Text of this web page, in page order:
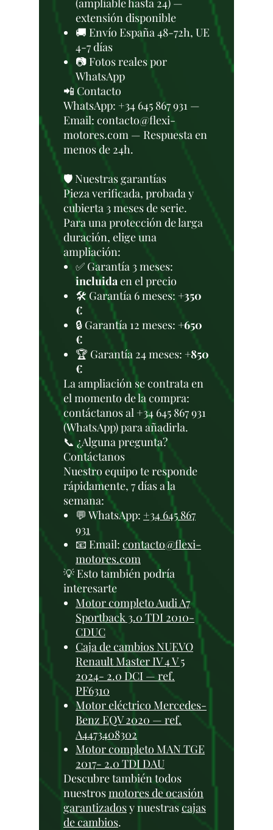
(ampliable hasta 24) —
extensión disponible
🚚 Envío España 48-72h, UE
4-7 días
📷 Fotos reales por
WhatsApp
📲 Contacto
WhatsApp: +34 645 867 931 —
Email: contacto@flexi-
motores.com — Respuesta en
menos de 24h.
🛡️ Nuestras garantías
Pieza verificada, probada y
cubierta 3 meses de serie.
Para una protección de larga
duración, elige una
ampliación:
✅ Garantía 3 meses:
incluidaen el precio
🛠️ Garantía 6 meses: +350
€
🔒 Garantía 12 meses: +650
€
🏆 Garantía 24 meses: +850
€
La ampliación se contrata en
el momento de la compra:
contáctanos al +34 645 867 931
(WhatsApp) para añadirla.
📞 ¿Alguna pregunta?
Contáctanos
Nuestro equipo te responde
rápidamente, 7 días a la
semana:
💬 WhatsApp: +34 645 867
931
📧 Email: contacto@flexi-
motores.com
💡 Esto también podría
interesarte
Motor completo Audi A7
Sportback 3.0 TDI 2010-
CDUC
Caja de cambios NUEVO
Renault Master IV 4 V 5
2024- 2.0 DCI — ref.
PF6310
Motor eléctrico Mercedes-
Benz EQV 2020 — ref.
A4473408302
Motor completo MAN TGE
2017- 2.0 TDI DAU
Descubre también todos
nuestrosmotores de ocasión
garantizadosy nuestrascajas
de cambios.